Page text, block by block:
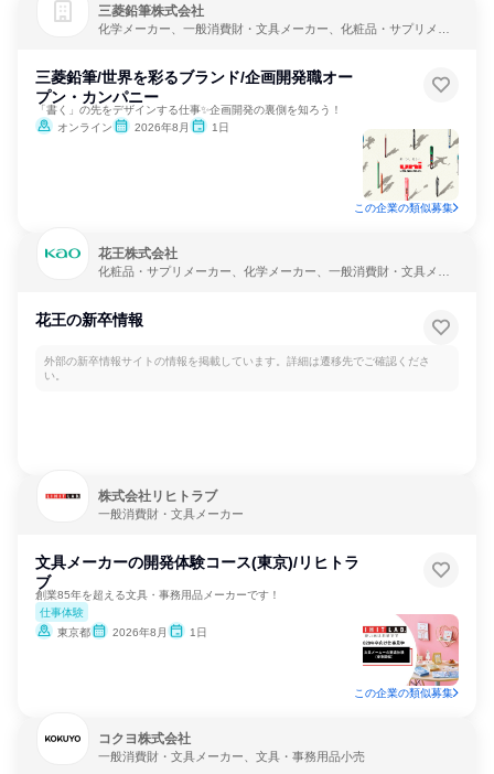
三菱鉛筆株式会社
化学メーカー、一般消費財・文具メーカー、化粧品・サプリメー
三菱鉛筆/世界を彩るブランド/企画開発職オー
プン・カンパニー
「書く」の先をデザインする仕事✨企画開発の裏側を知ろう！
オンライン
2026年8月 1日
この企業の類似募集
花王株式会社
化粧品・サプリメーカー、化学メーカー、一般消費財・文具メー
花王の新卒情報
外部の新卒情報サイトの情報を掲載しています。詳細は遷移先でご確認くださ
い。
株式会社リヒトラブ
一般消費財・文具メーカー
文具メーカーの開発体験コース(東京)/リヒトラ
ブ
創業85年を超える文具・事務用品メーカーです！
仕事体験
東京都
2026年8月 1日
この企業の類似募集
コクヨ株式会社
一般消費財・文具メーカー、文具・事務用品小売